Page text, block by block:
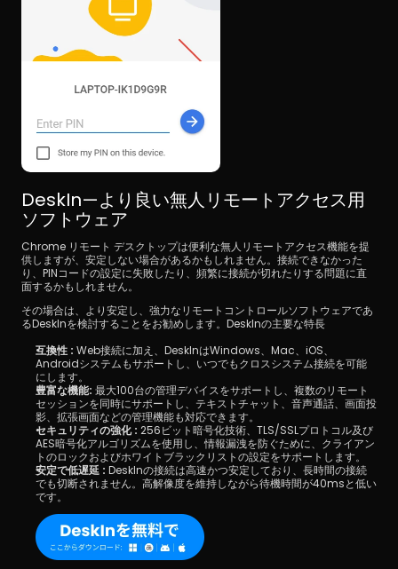
DeskIn—より良い無人リモートアクセス用
ソフトウェア
Chrome リモート デスクトップは便利な無人リモートアクセス機能を提
供しますが、安定しない場合があるかもしれません。接続できなかった
り、PINコードの設定に失敗したり、頻繁に接続が切れたりする問題に直
面するかもしれません。
その場合は、より安定し、強力なリモートコントロールソフトウェアであ
るDeskInを検討することをお勧めします。DeskInの主要な特長
互換性 : Web接続に加え、DeskInはWindows、Mac、iOS、
Androidシステムもサポートし、いつでもクロスシステム接続を可能
にします。
豊富な機能: 最大100台の管理デバイスをサポートし、複数のリモート
セッションを同時にサポートし、テキストチャット、音声通話、画面投
影、拡張画面などの管理機能も対応できます。
セキュリティの強化 : 256ビット暗号化技術、TLS/SSLプロトコル及び
AES暗号化アルゴリズムを使用し、情報漏洩を防ぐために、クライアン
トのロックおよびホワイトブラックリストの設定をサポートします。
安定で低遅延 : DeskInの接続は高速かつ安定しており、長時間の接続
でも切断されません。高解像度を維持しながら待機時間が40msと低い
です。